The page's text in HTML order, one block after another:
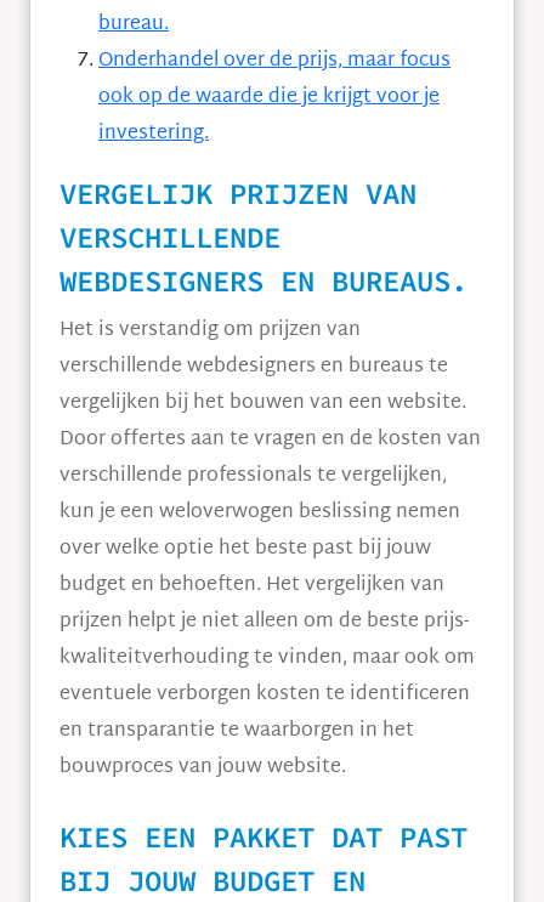
bureau.
Onderhandel over de prijs, maar focus
ook op de waarde die je krijgt voor je
investering.
VERGELIJK PRIJZEN VAN
VERSCHILLENDE
WEBDESIGNERS EN BUREAUS.
Het is verstandig om prijzen van
verschillende webdesigners en bureaus te
vergelijken bij het bouwen van een website.
Door offertes aan te vragen en de kosten van
verschillende professionals te vergelijken,
kun je een weloverwogen beslissing nemen
over welke optie het beste past bij jouw
budget en behoeften. Het vergelijken van
prijzen helpt je niet alleen om de beste prijs-
kwaliteitverhouding te vinden, maar ook om
eventuele verborgen kosten te identificeren
en transparantie te waarborgen in het
bouwproces van jouw website.
KIES EEN PAKKET DAT PAST
BIJ JOUW BUDGET EN